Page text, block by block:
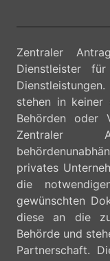
Zentraler
Dienstleister
stehen in keiner
Behörden oder
Zentraler
privates
die
gewünschten
diese an die
Behörde und
Partnerschaft.